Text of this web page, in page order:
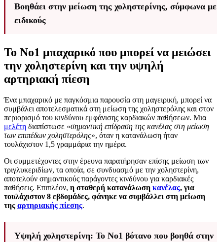
Βοηθάει στην μείωση της χοληστερίνης, σύμφωνα με
ειδικούς
Το Νο1 μπαχαρικό που μπορεί να μειώσει
την χοληστερίνη και την υψηλή
αρτηριακή πίεση
Ένα μπαχαρικό με παγκόσμια παρουσία στη μαγειρική, μπορεί να
συμβάλει αποτελεσματικά στη μείωση της χοληστερόλης και στον
περιορισμό του κινδύνου εμφάνισης καρδιακών παθήσεων. Μια
μελέτη διαπίστωσε «σημαντική επίδραση της κανέλας στη μείωση
των επιπέδων χοληστερόλης», όταν η κατανάλωση ήταν
τουλάχιστον 1,5 γραμμάρια την ημέρα.
Οι συμμετέχοντες στην έρευνα παρατήρησαν επίσης μείωση των
τριγλυκεριδίων, τα οποία, σε συνδυασμό με την χοληστερίνη,
αποτελούν σημαντικούς παράγοντες κινδύνου για καρδιακές
παθήσεις. Επιπλέον, η σταθερή κατανάλωση κανέλας, για
τουλάχιστον 8 εβδομάδες, φάνηκε να συμβάλλει στη μείωση
της αρτηριακής πίεσης.
Υψηλή χοληστερίνη: Το Νο1 βότανο που βοηθά στην